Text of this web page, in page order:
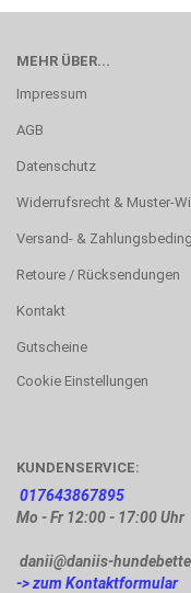
MEHR ÜBER...
Impressum
AGB
Datenschutz
Widerrufsrecht & Muster-
Versand- &
Retoure / Rücksendungen
Kontakt
Gutscheine
Cookie Einstellungen
KUNDENSERVICE:
017643867895
Mo - Fr 12:00 - 17:00 Uhr
danii@daniis-
-> zum Kontaktformular